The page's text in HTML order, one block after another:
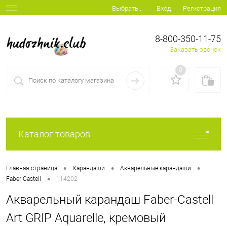
Выбрать... Вход Регистрация
8-800-350-11-75
Заказать звонок
0
Каталог товаров
Главная страница • Карандаши • Акварельные карандаши •
Faber Castell • 114202
Акварельный карандаш Faber-Castell
Art GRIP Aquarelle, кремовый